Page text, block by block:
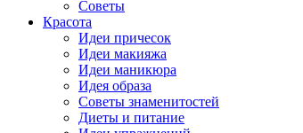
Советы
Красота
Идеи причесок
Идеи макияжа
Идеи маникюра
Идея образа
Советы знаменитостей
Диеты и питание